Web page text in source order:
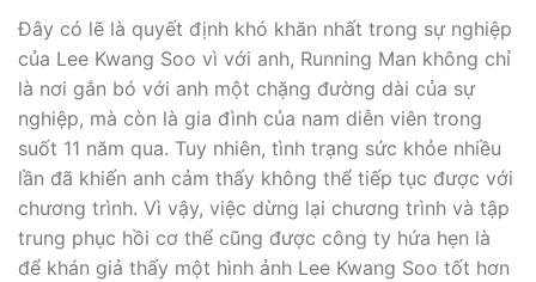
Đây có lẽ là quyết định khó khăn nhất trong sự nghiệp
của Lee Kwang Soo vì với anh, Running Man không chỉ
là nơi gắn bó với anh một chặng đường dài của sự
nghiệp, mà còn là gia đình của nam diễn viên trong
suốt 11 năm qua. Tuy nhiên, tình trạng sức khỏe nhiều
lần đã khiến anh cảm thấy không thể tiếp tục được với
chương trình. Vì vậy, việc dừng lại chương trình và tập
trung phục hồi cơ thể cũng được công ty hứa hẹn là
để khán giả thấy một hình ảnh Lee Kwang Soo tốt hơn